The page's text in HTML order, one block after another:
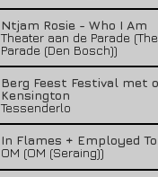
Ntjam Rosie - Who I Am
Theater aan de Parade
Parade (Den Bosch))
Berg Feest Festival met
Kensington
Tessenderlo
In Flames + Employed
OM (OM (Seraing))